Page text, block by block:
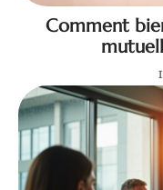
Comment